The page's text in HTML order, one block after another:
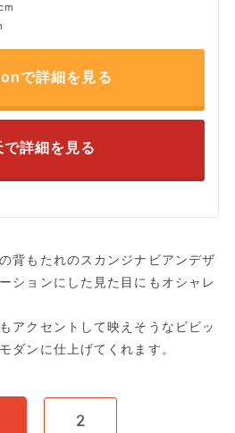
で詳細を見る
で詳細を見る
背もたれのスカンジナビアンデザ
ションにした見た目にもオシャレ
アクセントして映えそうなビビッ
ダンに仕上げてくれます。
2